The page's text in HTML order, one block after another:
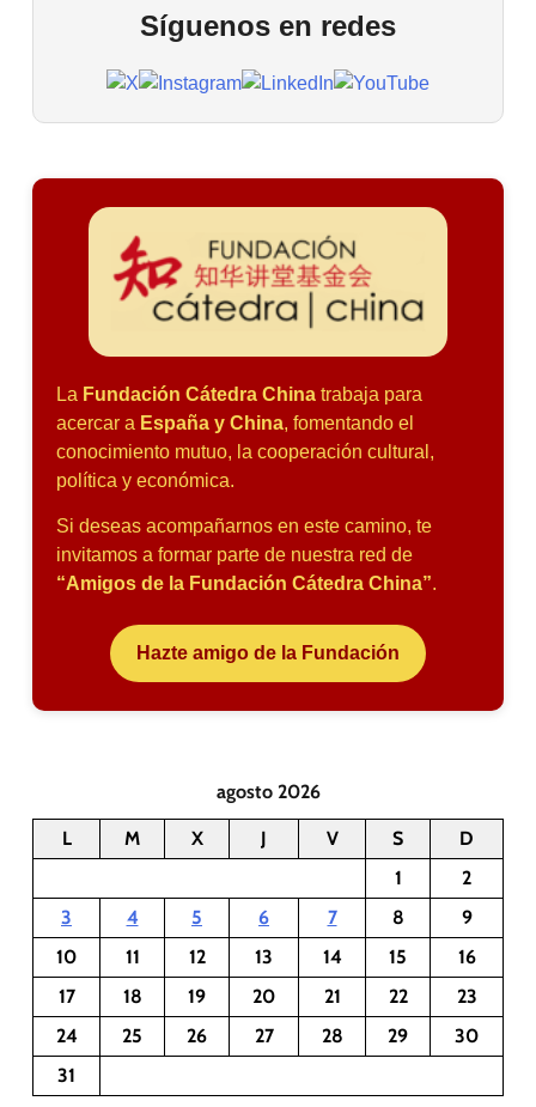
Síguenos en redes
La Fundación Cátedra China trabaja para
acercar a España y China, fomentando el
conocimiento mutuo, la cooperación cultural,
política y económica.
Si deseas acompañarnos en este camino, te
invitamos a formar parte de nuestra red de
“Amigos de la Fundación Cátedra China”.
Hazte amigo de la Fundación
agosto 2026
L M X J V S
D
1
2
3
4 5 6 7 8
9
10
11 12 13 14 15
16
17
18 19 20 21 22
23
24
25 26 27 28 29
30
31